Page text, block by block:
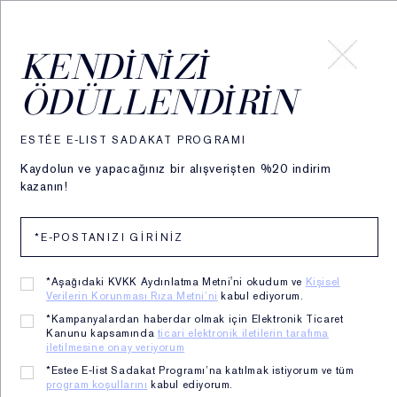
MÜŞTERI HIZMETLERI
KARGO
İPTAL/İADE
SIPARIŞLER
SIKÇA SORULAN SORULAR
ALIŞVERIŞ
ONLINE ALIŞVERIŞ
KENDINIZI
ÖDÜLLENDIRIN
ESTÉE E-LIST SADAKAT PROGRAMI
Kaydolun ve yapacağınız bir alışverişten %20 indirim
kazanın!
*Aşağıdaki KVKK Aydınlatma Metni'ni okudum ve Kişisel
Verilerin Korunması Rıza Metni’ni kabul ediyorum.
*Kampanyalardan haberdar olmak için Elektronik Ticaret
Kanunu kapsamında ticari elektronik iletilerin tarafıma
iletilmesine onay veriyorum
*Estee E-list Sadakat Programı’na katılmak istiyorum ve tüm
program koşullarını kabul ediyorum.